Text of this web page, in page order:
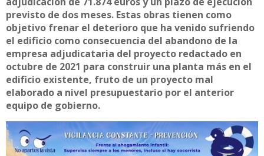
previsto de dos meses. Estas obras tienen como
objetivo frenar el deterioro que ha venido sufriendo
el edificio como consecuencia del abandono de la
empresa adjudicataria del proyecto redactado en
octubre de 2021 para construir una planta más en el
edificio existente, fruto de un proyecto mal
elaborado a nivel presupuestario por el anterior
equipo de gobierno.